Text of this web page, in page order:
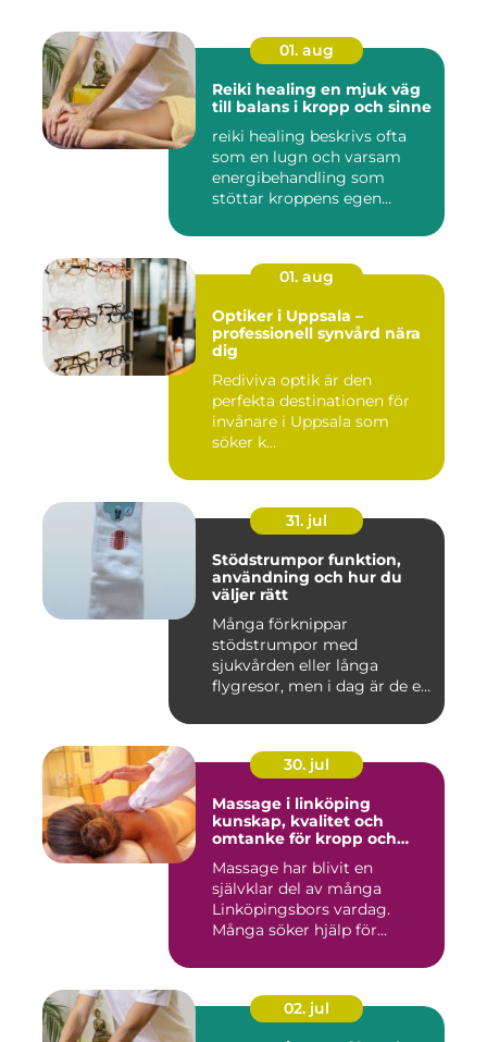
01. aug
Reiki healing en mjuk väg
till balans i kropp och sinne
reiki healing beskrivs ofta
som en lugn och varsam
energibehandling som
stöttar kroppens egen
01. aug
Optiker i Uppsala –
professionell synvård nära
dig
Rediviva optik är den
perfekta destinationen för
invånare i Uppsala som
söker k...
31. jul
Stödstrumpor funktion,
användning och hur du
väljer rätt
Många förknippar
stödstrumpor med
sjukvården eller långa
flygresor, men i dag är de ett
30. jul
Massage i linköping
kunskap, kvalitet och
omtanke för kropp och
Massage har blivit en
självklar del av många
Linköpingsbors vardag.
Många söker hjälp för
02. jul